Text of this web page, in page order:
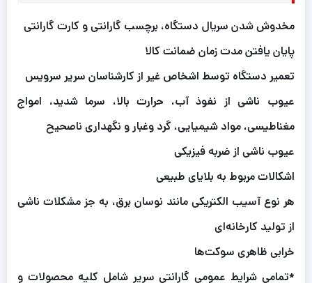
مخدوش شدن سریال دستگاه، برچسب گارانتی و کارت گارانتی
پایان یافتن مدت زمان ضمانت کالا
تعمیر دستگاه توسط اشخاص غیر از کارشناسان سریر سرویس
عیوب ناشی از نفوذ آب، حرارت بالا، سرما شدید، امواج
مغناطیسی، مواد شیمیایی، گرد وغبار و نگهداری ناصحیح
عیوب ناشی از ضربه فیزیکی
اشکالات مربوط به بلایای طبیعی
هر نوع آسیب الکتریکی مانند نوسان برق، به جز مشکلات ناشی
از تولید کارخانه‌ای
خرابی ظاهری سوکت‌ها
*تمامی شرایط عمومی گارانتی سریر شامل کلیه محصولات و